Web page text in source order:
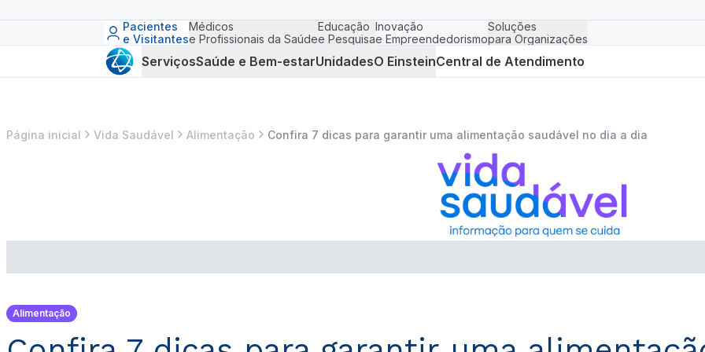
Pacientes
e Visitantes
Médicos
e Profissionais da Saúde
Educação
e Pesquisa
Inovação
e Empreendedorismo
Soluções
para Organizações
ServiçosSaúde e Bem-estarUnidadesO EinsteinCentral de Atendimento
Página inicial Vida Saudável Alimentação Confira 7 dicas para garantir uma alimentação saudável no dia a dia
Alimentação